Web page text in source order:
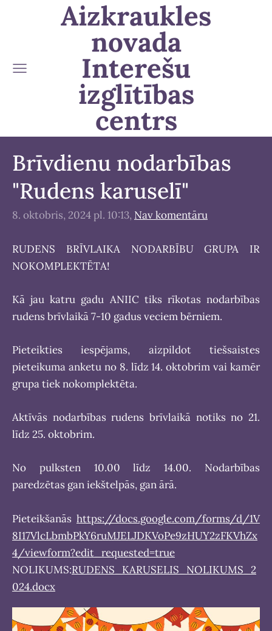
Aizkraukles
novada
Interešu
izglītības
centrs
Brīvdienu nodarbības
"Rudens karuselī"
8. oktobris, 2024 pl. 10:13, Nav komentāru
RUDENS BRĪVLAIKA NODARBĪBU GRUPA IR
NOKOMPLEKTĒTA!
Kā jau katru gadu ANIIC tiks rīkotas nodarbības
rudens brīvlaikā 7-10 gadus veciem bērniem.
Pieteikties iespējams, aizpildot tiešsaistes
pieteikuma anketu no 8. līdz 14. oktobrim vai kamēr
grupa tiek nokomplektēta.
Aktīvās nodarbības rudens brīvlaikā notiks no 21.
līdz 25. oktobrim.
No pulksten 10.00 līdz 14.00. Nodarbības
paredzētas gan iekštelpās, gan ārā.
Pieteikšanās https://docs.google.com/forms/d/1V
8I17VlcLbmbPkY6ruMJELJDKVoPe9zHUY2zFKVhZx
4/viewform?edit_requested=true
NOLIKUMS:RUDENS_KARUSELIS_NOLIKUMS_2
024.docx